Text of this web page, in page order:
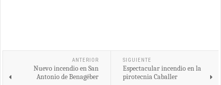
ANTERIOR
Nuevo incendio en San
Antonio de Benagéber
SIGUIENTE
Espectacular incendio en la
pirotecnia Caballer